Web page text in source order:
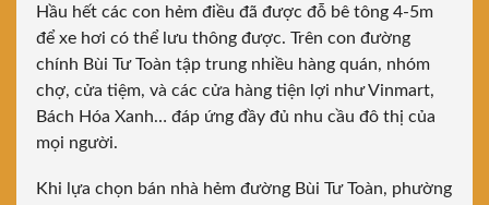
Hầu hết các con hẻm điều đã được đỗ bê tông 4-5m
để xe hơi có thể lưu thông được. Trên con đường
chính Bùi Tư Toàn tập trung nhiều hàng quán, nhóm
chợ, cửa tiệm, và các cửa hàng tiện lợi như Vinmart,
Bách Hóa Xanh… đáp ứng đầy đủ nhu cầu đô thị của
mọi người.
Khi lựa chọn bán nhà hẻm đường Bùi Tư Toàn, phường